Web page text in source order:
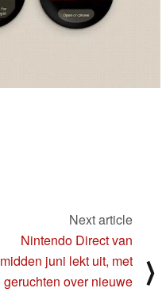
Next article
Nintendo Direct van
midden juni lekt uit, met
geruchten over nieuwe
⟩